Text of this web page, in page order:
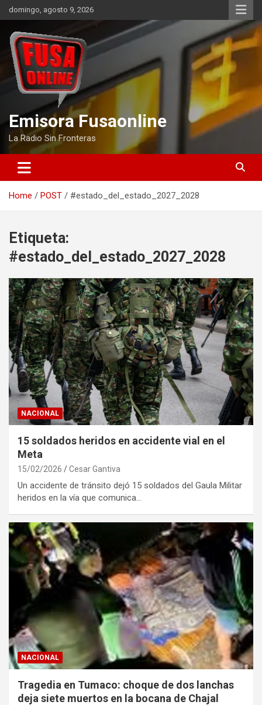
Skip
to
content
domingo, agosto 9, 2026
Emisora Fusaonline
La Radio Sin Fronteras
Home POST #estado_del_estado_2027_2028
Etiqueta:
#estado_del_estado_2027_2028
NACIONAL
15 soldados heridos en accidente vial en el
Meta
15/02/2026 Cesar Gantiva
Un accidente de tránsito dejó 15 soldados del Gaula Militar
heridos en la vía que comunica…
NACIONAL
Tragedia en Tumaco: choque de dos lanchas
deja siete muertos en la bocana de Chajal